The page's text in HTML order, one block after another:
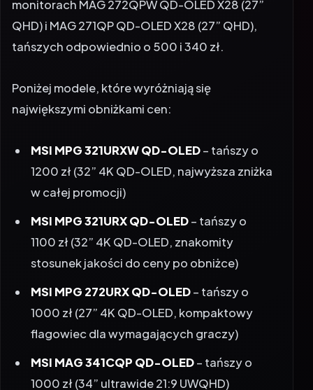
QHD) i MAG 271QP QD-OLED X28 (27” QHD),
tańszych odpowiednio o 500 i 340 zł.
największymi obniżkami cen:
1200 zł (32” 4K QD-OLED, najwyższa zniżka
w całej promocji)
1100 zł (32” 4K QD-OLED, znakomity
stosunek jakości do ceny po obniżce)
1000 zł (27” 4K QD-OLED, kompaktowy
flagowiec dla wymagających graczy)
1000 zł (34” ultrawide 21:9 UWQHD)